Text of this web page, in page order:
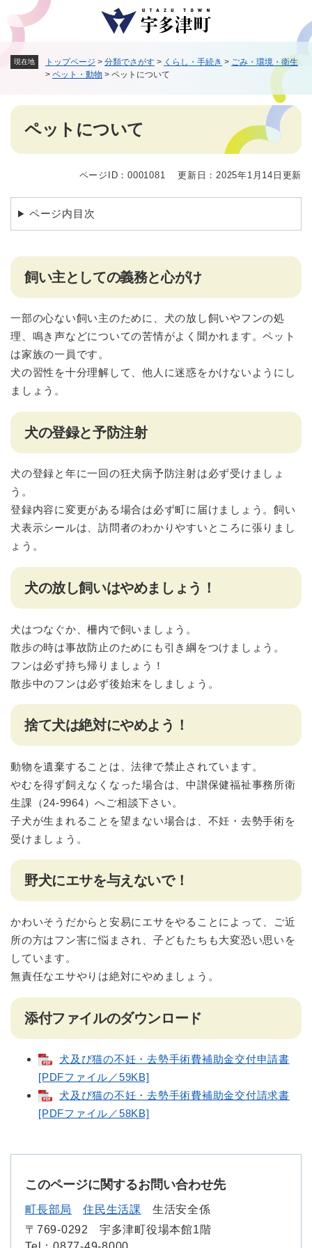
メニューを飛ばして本文へ
現在地 トップページ > 分類でさがす > くらし・手続き > ごみ・環境・衛生
> ペット・動物 > ペットについて
本
ペットについて
ページID：0001081 更新日：2025年1月14日更新
ページ内目次
飼い主としての義務と心がけ
一部の心ない飼い主のために、犬の放し飼いやフンの処
理、鳴き声などについての苦情がよく聞かれます。ペット
は家族の一員です。
犬の習性を十分理解して、他人に迷惑をかけないようにし
ましょう。
犬の登録と予防注射
犬の登録と年に一回の狂犬病予防注射は必ず受けましょ
う。
登録内容に変更がある場合は必ず町に届けましょう。飼い
犬表示シールは、訪問者のわかりやすいところに張りまし
ょう。
犬の放し飼いはやめましょう！
犬はつなぐか、柵内で飼いましょう。
散歩の時は事故防止のためにも引き綱をつけましょう。
フンは必ず持ち帰りましょう！
散歩中のフンは必ず後始末をしましょう。
捨て犬は絶対にやめよう！
動物を遺棄することは、法律で禁止されています。
やむを得ず飼えなくなった場合は、中讃保健福祉事務所衛
生課（24-9964）へご相談下さい。
子犬が生まれることを望まない場合は、不妊・去勢手術を
受けましょう。
野犬にエサを与えないで！
かわいそうだからと安易にエサをやることによって、ご近
所の方はフン害に悩まされ、子どもたちも大変恐い思いを
しています。
無責任なエサやりは絶対にやめましょう。
添付ファイルのダウンロード
犬及び猫の不妊・去勢手術費補助金交付申請書
[PDFファイル／59KB]
犬及び猫の不妊・去勢手術費補助金交付請求書
[PDFファイル／58KB]
このページに関するお問い合わせ先
町長部局 住民生活課
生活安全係
〒769-0292
宇多津町役場本館1階